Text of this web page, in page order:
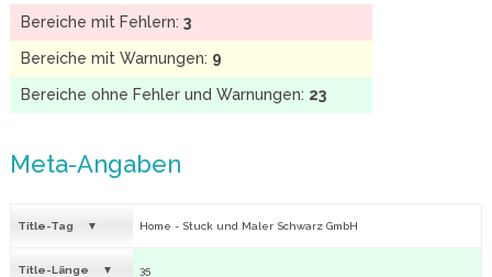
Bereiche mit Fehlern: 3
Bereiche mit Warnungen: 9
Bereiche ohne Fehler und Warnungen: 23
Meta-Angaben
Title-Tag Home - Stuck und Maler Schwarz GmbH
Title-Länge 35